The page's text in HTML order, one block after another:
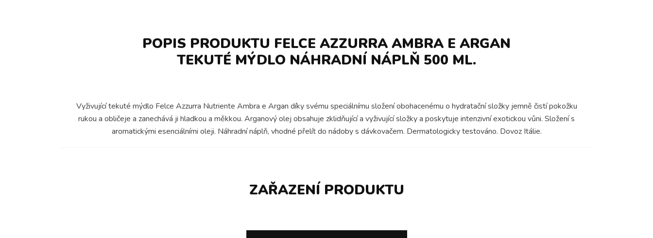
POPIS PRODUKTU FELCE AZZURRA AMBRA E ARGAN
TEKUTÉ MÝDLO NÁHRADNÍ NÁPLŇ 500 ML.
Vyživující tekuté mýdlo Felce Azzurra Nutriente Ambra e Argan díky svému speciálnímu složení obohacenému o hydratační složky jemně čistí pokožku
rukou a obličeje a zanechává ji hladkou a měkkou. Arganový olej obsahuje zklidňující a vyživující složky a poskytuje intenzivní exotickou vůni. Složení s
aromatickými esenciálními oleji. Náhradní náplň, vhodné přelít do nádoby s dávkovačem. Dermatologicky testováno. Dovoz Itálie.
ZAŘAZENÍ PRODUKTU